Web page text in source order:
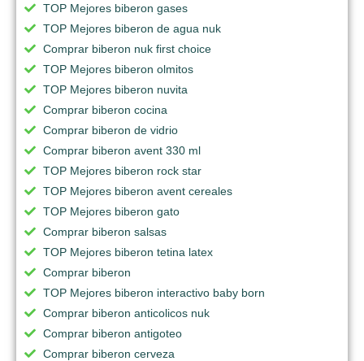
TOP Mejores biberon gases
TOP Mejores biberon de agua nuk
Comprar biberon nuk first choice
TOP Mejores biberon olmitos
TOP Mejores biberon nuvita
Comprar biberon cocina
Comprar biberon de vidrio
Comprar biberon avent 330 ml
TOP Mejores biberon rock star
TOP Mejores biberon avent cereales
TOP Mejores biberon gato
Comprar biberon salsas
TOP Mejores biberon tetina latex
Comprar biberon
TOP Mejores biberon interactivo baby born
Comprar biberon anticolicos nuk
Comprar biberon antigoteo
Comprar biberon cerveza